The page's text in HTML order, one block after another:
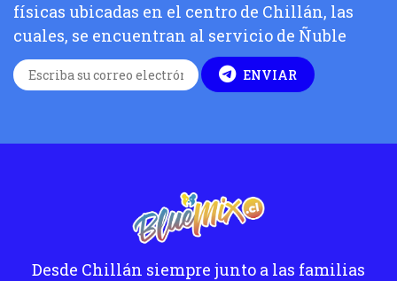
físicas ubicadas en el centro de Chillán, las
cuales, se encuentran al servicio de Ñuble
ENVIAR
Desde Chillán siempre junto a las familias